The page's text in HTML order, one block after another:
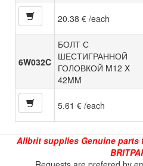
20.38 € /each
6W032C
БОЛТ С
ШЕСТИГРАННОЙ
ГОЛОВКОЙ M12 X
42MM
5.61 € /each
Allbrit supplies Genuine parts